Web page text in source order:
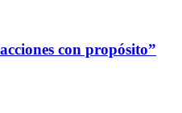
con propósito”